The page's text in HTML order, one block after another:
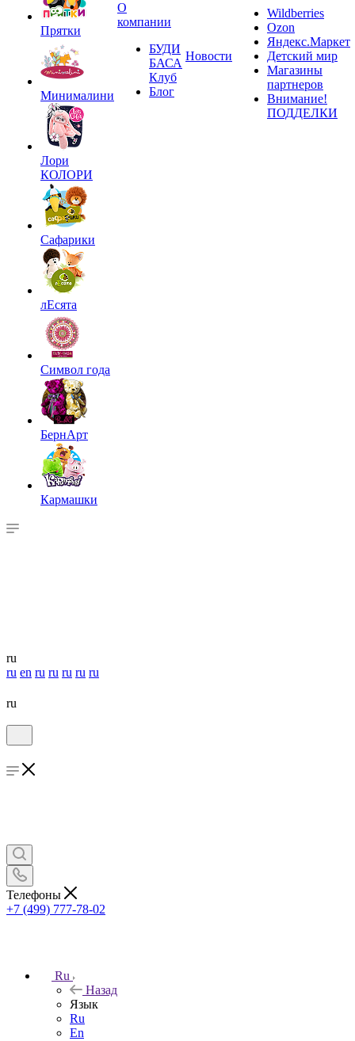
Прятки
Минималини
Лори
КОЛОРИ
Сафарики
лЕсята
Символ года
БернАрт
Кармашки
О
компании
БУДИ
БАСА
Клуб
Блог
Новости
Wildberries
Ozon
Яндекс.Маркет
Детский мир
Магазины
партнеров
Внимание!
ПОДДЕЛКИ
ru
ru en ru ru ru ru ru
ru
Телефоны
+7 (499) 777-78-02
Ru
Назад
Язык
Ru
En